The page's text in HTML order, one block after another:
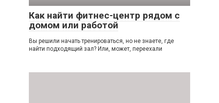
Как найти фитнес-центр рядом с
домом или работой
Вы решили начать тренироваться, но не знаете, где
найти подходящий зал? Или, может, переехали